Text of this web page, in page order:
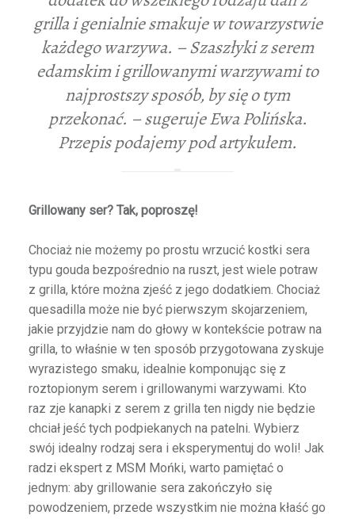
grilla i genialnie smakuje w towarzystwie
każdego warzywa. – Szaszłyki z serem
edamskim i grillowanymi warzywami to
najprostszy sposób, by się o tym
przekonać. – sugeruje Ewa Polińska.
Przepis podajemy pod artykułem.
Grillowany ser? Tak, poproszę!
Chociaż nie możemy po prostu wrzucić kostki sera
typu gouda bezpośrednio na ruszt, jest wiele potraw
z grilla, które można zjeść z jego dodatkiem. Chociaż
quesadilla może nie być pierwszym skojarzeniem,
jakie przyjdzie nam do głowy w kontekście potraw na
grilla, to właśnie w ten sposób przygotowana zyskuje
wyrazistego smaku, idealnie komponując się z
roztopionym serem i grillowanymi warzywami. Kto
raz zje kanapki z serem z grilla ten nigdy nie będzie
chciał jeść tych podpiekanych na patelni. Wybierz
swój idealny rodzaj sera i eksperymentuj do woli! Jak
radzi ekspert z MSM Mońki, warto pamiętać o
jednym: aby grillowanie sera zakończyło się
powodzeniem, przede wszystkim nie można kłaść go